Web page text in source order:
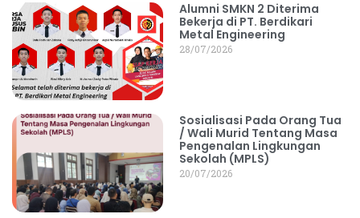
Alumni SMKN 2 Diterima
Bekerja di PT. Berdikari
Metal Engineering
28/07/2026
Sosialisasi Pada Orang Tua
/ Wali Murid Tentang Masa
Pengenalan Lingkungan
Sekolah (MPLS)
20/07/2026